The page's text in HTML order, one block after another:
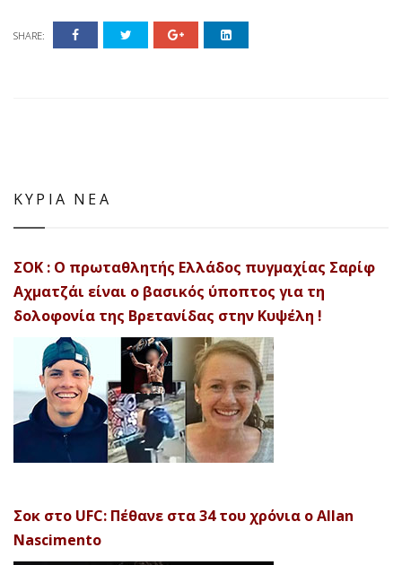
SHARE:
ΚΥΡΙΑ ΝΕΑ
ΣΟΚ : Ο πρωταθλητής Ελλάδος πυγμαχίας Σαρίφ
Αχματζάι είναι ο βασικός ύποπτος για τη
δολοφονία της Βρετανίδας στην Κυψέλη !
Σοκ στο UFC: Πέθανε στα 34 του χρόνια ο Allan
Nascimento